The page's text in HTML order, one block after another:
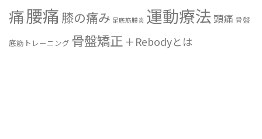
痛腰痛 膝の痛み 足底筋膜炎 運動療法 頭痛 骨盤
底筋トレーニング 骨盤矯正 ＋Rebodyとは